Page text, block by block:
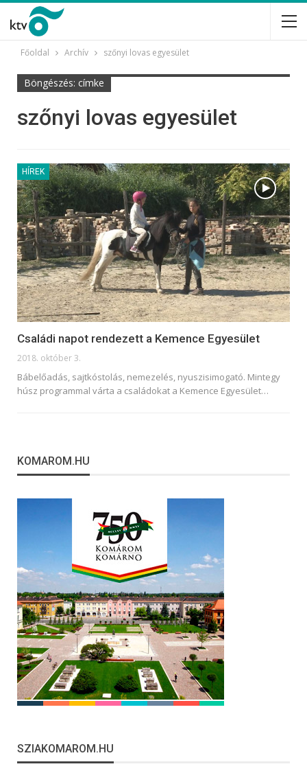
Főoldal Archív szőnyi lovas egyesület
Böngészés: címke
szőnyi lovas egyesület
HÍREK
Családi napot rendezett a Kemence Egyesület
2018. október 3.
Bábelőadás, sajtkóstolás, nemezelés, nyuszisimogató. Mintegy
húsz programmal várta a családokat a Kemence Egyesület…
KOMAROM.HU
SZIAKOMAROM.HU